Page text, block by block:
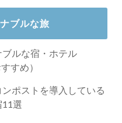
ブルな旅
ブルな宿・ホテル
すめ）
ポストを導入している
選